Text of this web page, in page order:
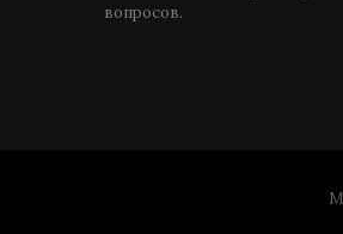
вопросов.